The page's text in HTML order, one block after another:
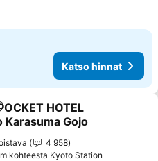
Katso hinnat
suosikkeihin
HOTEL
Karasuma Gojo
hinnat
4 958
kohteesta Kyoto Station